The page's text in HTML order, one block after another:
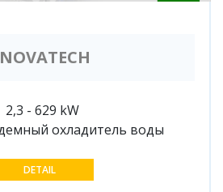
NOVATECH
2,3 - 629 kW
охладитель воды
DETAIL